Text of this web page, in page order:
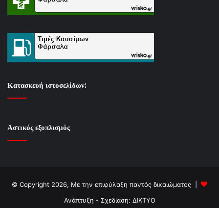
Κατασκευή ιστοσελίδων:
Αστικός εξοπλισμός
© Copyright 2026, Με την επιφύλαξη παντός δικαιώματος |
Ανάπτυξη - Σχεδίαση: ΔΙΚΤΥΟ